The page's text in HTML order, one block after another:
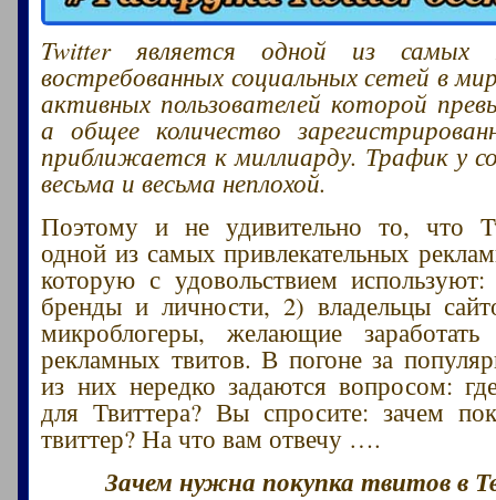
Twitter является одной из самых
востребованных социальных сетей в
активных пользователей которой
а общее количество
приближается к миллиарду. Трафик у
весьма и весьма неплохой.
Поэтому и не удивительно то, что
одной из самых привлекательных
которую с удовольствием
бренды и личности, 2) владельцы
микроблогеры, желающие
рекламных твитов. В погоне за
из них нередко задаются вопросом:
для Твиттера? Вы спросите: зачем
твиттер? На что вам отвечу ….
Зачем нужна покупка твитов в